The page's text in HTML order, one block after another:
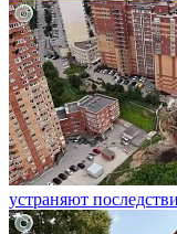
устраняют